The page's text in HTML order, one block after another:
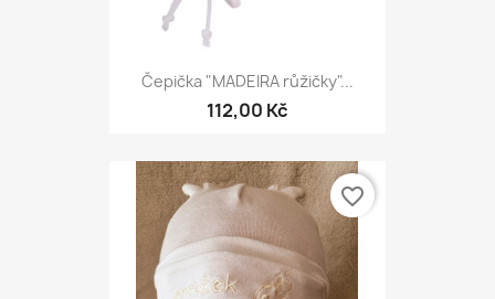
Čepička "MADEIRA růžičky"...
112,00 Kč
favorite_border